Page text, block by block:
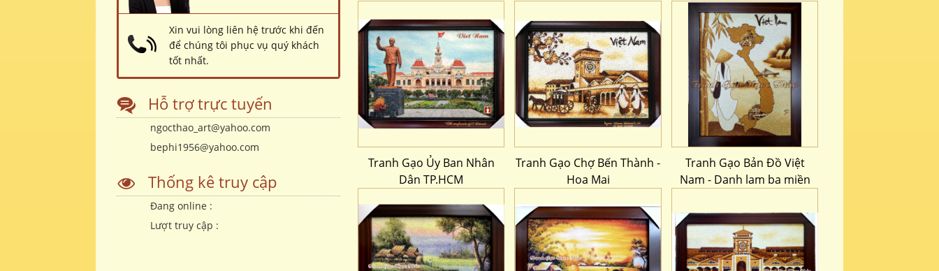
Tranh Gạo Ủy Ban Nhân
Dân TP.HCM
Tranh Gạo Chợ Bến Thành -
Hoa Mai
Tranh Gạo Bản Đồ Việt
Nam - Danh lam ba miền
Xin vui lòng liên hệ trước khi đến
để chúng tôi phục vụ quý khách
tốt nhất.
Hỗ trợ trực tuyến
ngocthao_art@yahoo.com
bephi1956@yahoo.com
Thống kê truy cập
Đang online :
Lượt truy cập :